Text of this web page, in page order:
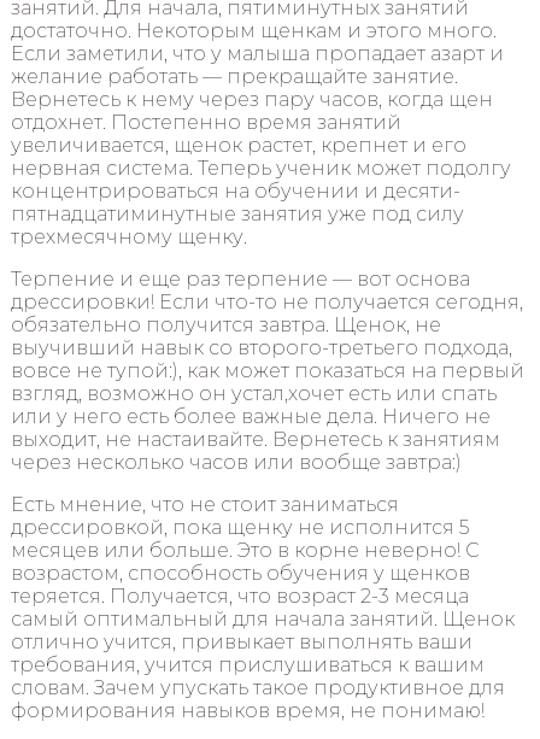
занятий. Для начала, пятиминутных занятий
достаточно. Некоторым щенкам и этого много.
Если заметили, что у малыша пропадает азарт и
желание работать — прекращайте занятие.
Вернетесь к нему через пару часов, когда щен
отдохнет. Постепенно время занятий
увеличивается, щенок растет, крепнет и его
нервная система. Теперь ученик может подолгу
концентрироваться на обучении и десяти-
пятнадцатиминутные занятия уже под силу
трехмесячному щенку.
Терпение и еще раз терпение — вот основа
дрессировки! Если что-то не получается сегодня,
обязательно получится завтра. Щенок, не
выучивший навык со второго-третьего подхода,
вовсе не тупой:), как может показаться на первый
взгляд, возможно он устал,хочет есть или спать
или у него есть более важные дела. Ничего не
выходит, не настаивайте. Вернетесь к занятиям
через несколько часов или вообще завтра:)
Есть мнение, что не стоит заниматься
дрессировкой, пока щенку не исполнится 5
месяцев или больше. Это в корне неверно! С
возрастом, способность обучения у щенков
теряется. Получается, что возраст 2-3 месяца
самый оптимальный для начала занятий. Щенок
отлично учится, привыкает выполнять ваши
требования, учится прислушиваться к вашим
словам. Зачем упускать такое продуктивное для
формирования навыков время, не понимаю!